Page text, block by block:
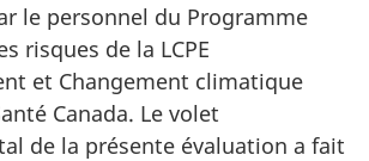
le personnel du Programme
risques de la LCPE
et Changement climatique
Canada. Le volet
de la présente évaluation a fait